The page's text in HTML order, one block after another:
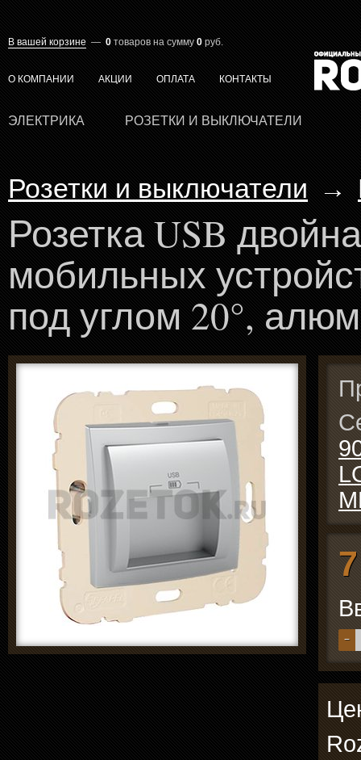
В вашей корзине — 0 товаров на сумму 0 руб.
О КОМПАНИИ АКЦИИ ОПЛАТА КОНТАКТЫ
ЭЛЕКТРИКА РОЗЕТКИ И ВЫКЛЮЧАТЕЛИ
Розетки и выключатели →
Розетка USB
мобильных
под углом 20°,
−